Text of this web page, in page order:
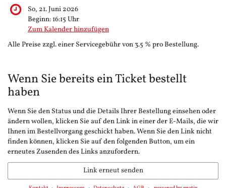
So, 21. Juni 2026
Beginn: 16:15 Uhr
Zum Kalender hinzufügen
Alle Preise zzgl. einer Servicegebühr von 3.5 % pro Bestellung.
Wenn Sie bereits ein Ticket bestellt
haben
Wenn Sie den Status und die Details Ihrer Bestellung einsehen oder
ändern wollen, klicken Sie auf den Link in einer der E-Mails, die wir
Ihnen im Bestellvorgang geschickt haben. Wenn Sie den Link nicht
finden können, klicken Sie auf den folgenden Button, um ein
erneutes Zusenden des Links anzufordern.
Link erneut senden